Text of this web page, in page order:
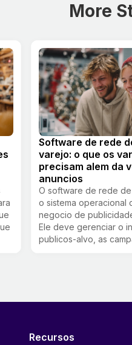
More
Software de rede
varejo: o que os
precisam alem da
anuncios
O software de rede
o sistema operacional
negocio de
Ele deve gerenciar o
publicos-alvo, as
Recursos